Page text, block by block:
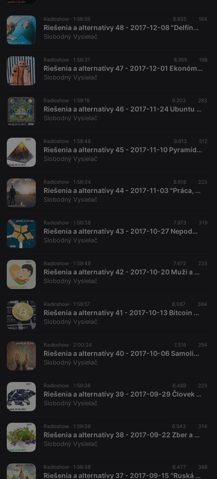
Radioshow · 1:58:59 8.835 164
Riešenia a alternatívy 48 - 2017-12-08 "Delfínoterapia"
Slobodný Vysielač
Radioshow · 1:58:31 8.955 198
Riešenia a alternatívy 47 - 2017-12-01 Ekonómia šťastia
Slobodný Vysielač
Radioshow · 1:59:19 9.203 283
Riešenia a alternatívy 46 - 2017-11-24 Ubuntu – plán pre prosperitu ľudstva
Slobodný Vysielač
Radioshow · 1:58:48 9.613 512
Riešenia a alternatívy 45 - 2017-11-10 Pyramídy a práca s energiou
Slobodný Vysielač
Radioshow · 1:58:34 8.618 223
Riešenia a alternatívy 44 - 2017-11-03 "Práca, peniaze, poslanie"
Slobodný Vysielač
Radioshow · 1:58:38 7.973 319
Riešenia a alternatívy 43 - 2017-10-27 Nepodmienený základný príjem – 2. časť
Slobodný Vysielač
Radioshow · 1:59:48 7.672 235
Riešenia a alternatívy 42 - 2017-10-20 Muži a ženy
Slobodný Vysielač
Radioshow · 1:59:57 8.067 384
Riešenia a alternatívy 41 - 2017-10-13 Bitcoin a iné kryptomeny
Slobodný Vysielač
Radioshow · 2:00:24 7.516 294
Riešenia a alternatívy 40 - 2017-10-06 Samoliečebný pud
Slobodný Vysielač
Radioshow · 1:59:36 6.469 223
Riešenia a alternatívy 39 - 2017-09-29 Človek a zviera
Slobodný Vysielač
Radioshow · 1:59:36 6.543 314
Riešenia a alternatívy 38 - 2017-09-22 Zber a pestovanie liečivých rastlín
Slobodný Vysielač
Radioshow · 1:58:38 6.477 368
Riešenia a alternatívy 37 - 2017-09-15 "Ruská cesta"